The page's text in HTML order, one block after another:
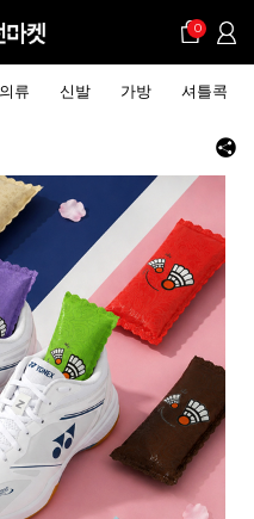
0
의류 신발 가방 셔틀콕